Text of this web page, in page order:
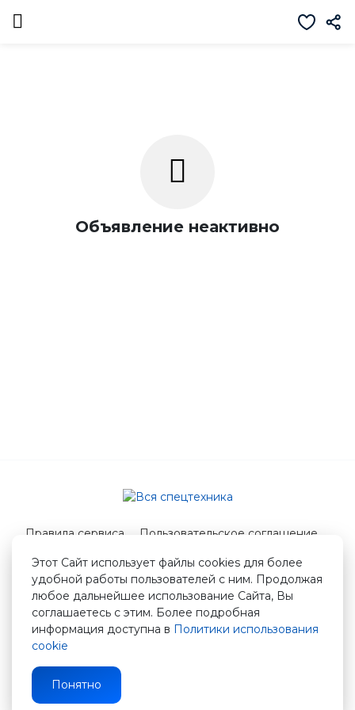
Объявление неактивно
Этот Сайт использует файлы cookies для более
удобной работы пользователей с ним. Продолжая
любое дальнейшее использование Сайта, Вы
соглашаетесь с этим. Более подробная
информация доступна в Политики использования
cookie
Понятно
Правила сервиса
Пользовательское соглашение
© 2026 Вся спецтехника
info@vstshop.ru